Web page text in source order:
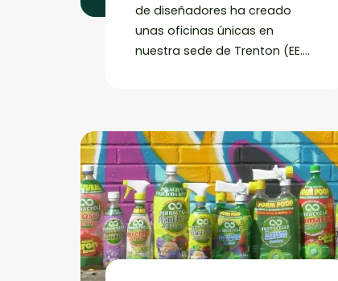
de diseñadores ha creado
unas oficinas únicas en
nuestra sede de Trenton (EE.
todos los muebles, elementos
y objetos decorativos.
Nuestras paredes están
cubiertas de grafitis en
constante cambio.